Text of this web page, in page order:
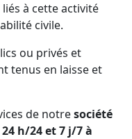
à cette activité
civile.
ou privés et
tenus en laisse et
de notresociété
h/24 et 7 j/7 à